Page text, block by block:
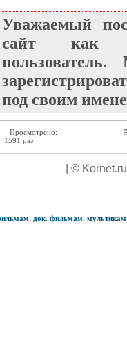
Уважаемый
сайт как
под своим
Просмотрено:
1591 раз
| ©
док. фильмам,